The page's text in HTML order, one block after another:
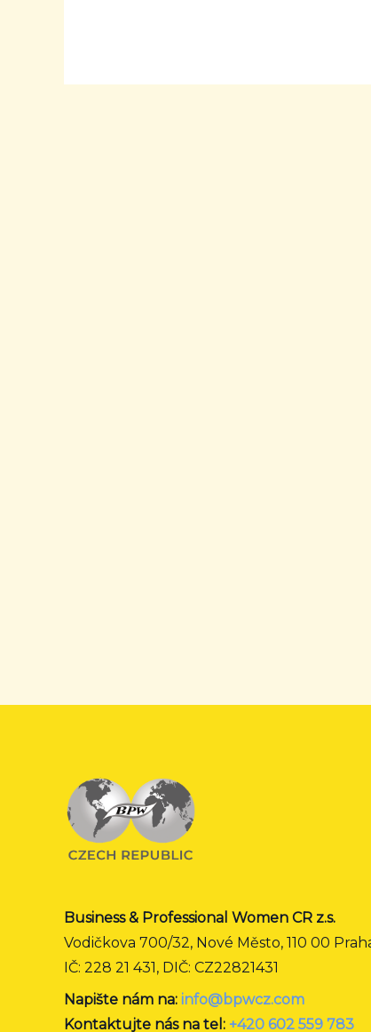
kategorii
Business & Professional Women CR z.s.
Vodičkova 700/32, Nové Město, 110 00
IČ: 228 21 431, DIČ: CZ22821431
Napište nám na: info@bpwcz.com
Kontaktujte nás na tel: +420 602 559 783